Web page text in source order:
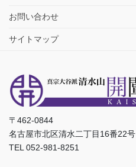
お問い合わせ
サイトマップ
〒462-0844
名古屋市北区清水二丁目16番22号
TEL 052-981-8251